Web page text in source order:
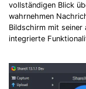
vollständigen Blick
wahrnehmen
Bildschirm mit
integrierte